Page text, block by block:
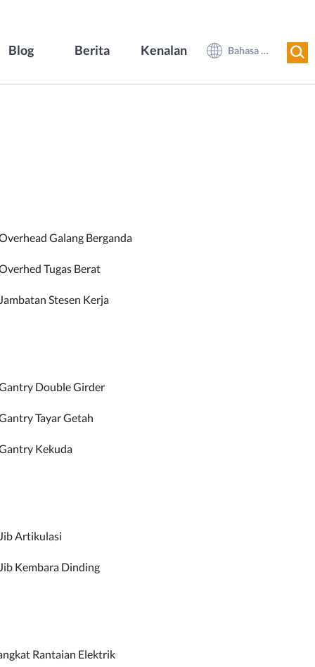
Blog Berita Kenalan Bahasa Melayu
Galang Berganda
Tugas Berat
Stesen Kerja
Double Girder
Tayar Getah
Kekuda
Artikulasi
Kembara Dinding
Rantaian Elektrik